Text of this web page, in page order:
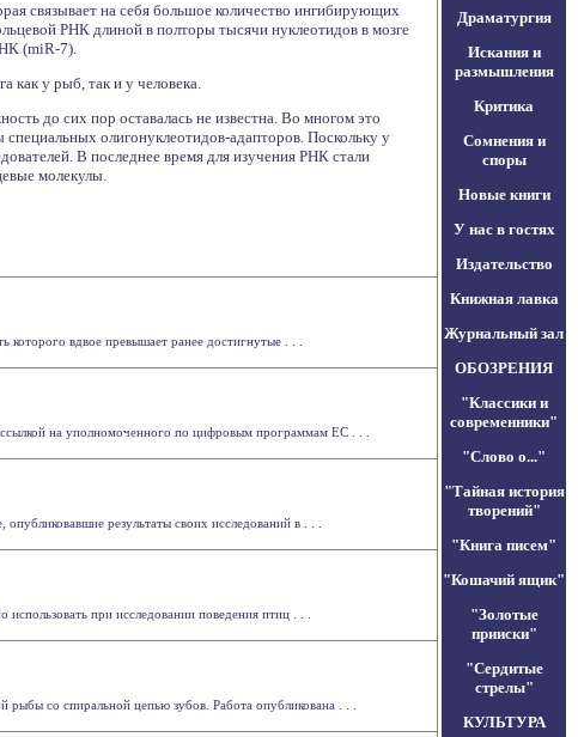
связывает на себя большое количество ингибирующих
РНК длиной в полторы тысячи нуклеотидов в мозге
(miR-7).
как у рыб, так и у человека.
до сих пор оставалась не известна. Во многом это
олигонуклеотидов-адапторов. Поскольку у
В последнее время для изучения РНК стали
молекулы.
вдвое превышает ранее достигнутые . . .
на уполномоченного по цифровым программам ЕС . . .
результаты своих исследований в . . .
при исследовании поведения птиц . . .
со спиральной цепью зубов. Работа опубликована . . .
Драматургия
Искания и
размышления
Критика
Сомнения и
споры
Новые книги
У нас в гостях
Издательство
Книжная лавка
Журнальный зал
ОБОЗРЕНИЯ
"Классики и
современники"
"Слово о..."
"Тайная история
творений"
"Книга писем"
"Кошачий ящик"
"Золотые
прииски"
"Сердитые
стрелы"
КУЛЬТУРА